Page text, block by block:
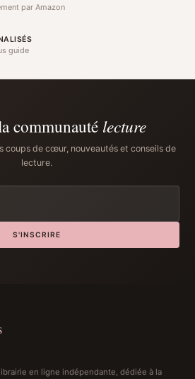
par Amazon
guide
communauté lecture
coups de cœur, nouveautés et conseils de
lecture.
S'INSCRIRE
en ligne indépendante, dédiée à la